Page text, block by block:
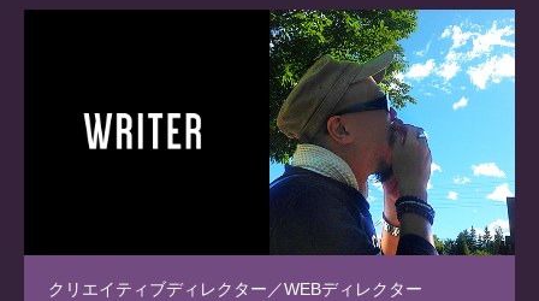
クリエイティブディレクター／WEBディレクター